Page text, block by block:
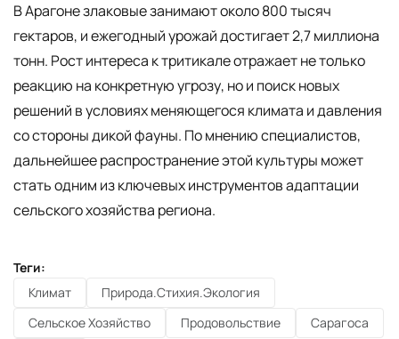
В Арагоне злаковые занимают около 800 тысяч
гектаров, и ежегодный урожай достигает 2,7 миллиона
тонн. Рост интереса к тритикале отражает не только
реакцию на конкретную угрозу, но и поиск новых
решений в условиях меняющегося климата и давления
со стороны дикой фауны. По мнению специалистов,
дальнейшее распространение этой культуры может
стать одним из ключевых инструментов адаптации
сельского хозяйства региона.
Теги:
Климат
Природа.Стихия.Экология
Сельское Хозяйство
Продовольствие
Сарагоса